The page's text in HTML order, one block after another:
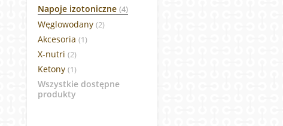
Napoje izotoniczne (4)
Węglowodany (2)
Akcesoria (1)
X-nutri (2)
Ketony (1)
Wszystkie dostępne
produkty